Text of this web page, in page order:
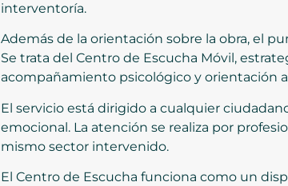
interventoría.
Además de la orientación sobre la obra, el
Se trata del Centro de Escucha Móvil,
acompañamiento psicológico y orientación
El servicio está dirigido a cualquier
emocional. La atención se realiza por
mismo sector intervenido.
El Centro de Escucha funciona como un